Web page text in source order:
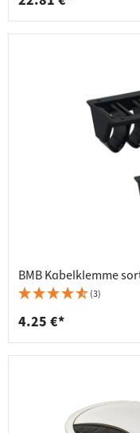
BMB Kabelklemme
(3)
4.25 €*